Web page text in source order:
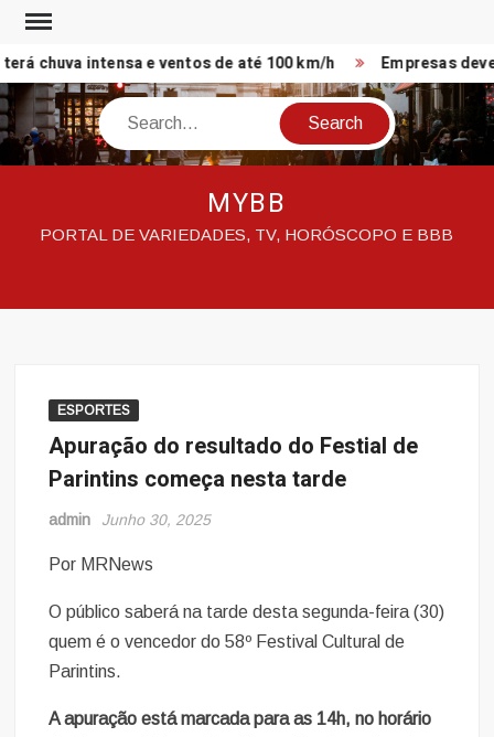
Skip
content
chuva intensa e ventos de até 100 km/h Empresas
Search
MYBB
PORTAL DE VARIEDADES, TV, HORÓSCOPO E BBB
ESPORTES
Apuração do resultado do Festial de
Parintins começa nesta tarde
admin Junho 30, 2025
Por MRNews
O público saberá na tarde desta segunda-feira (30)
quem é o vencedor do 58º Festival Cultural de
Parintins.
A apuração está marcada para as 14h, no horário